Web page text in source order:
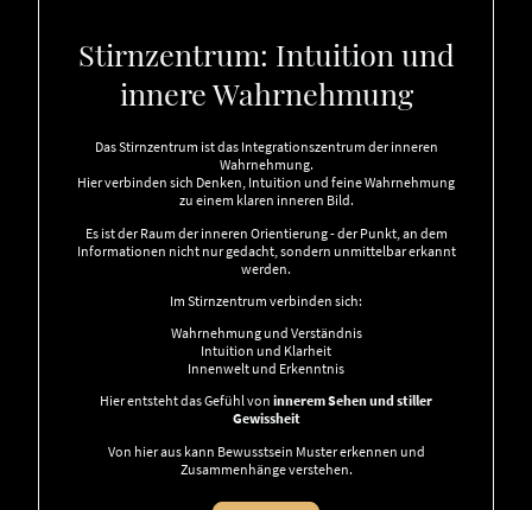
Stirnzentrum: Intuition und
innere Wahrnehmung
Das Stirnzentrum ist das Integrationszentrum der inneren
Wahrnehmung.
Hier verbinden sich Denken, Intuition und feine Wahrnehmung
zu einem klaren inneren Bild.
Es ist der Raum der inneren Orientierung - der Punkt, an dem
Informationen nicht nur gedacht, sondern unmittelbar erkannt
werden.
Im Stirnzentrum verbinden sich:
Wahrnehmung und Verständnis
Intuition und Klarheit
Innenwelt und Erkenntnis
Hier entsteht das Gefühl von innerem Sehen und stiller
Gewissheit
Von hier aus kann Bewusstsein Muster erkennen und
Zusammenhänge verstehen.